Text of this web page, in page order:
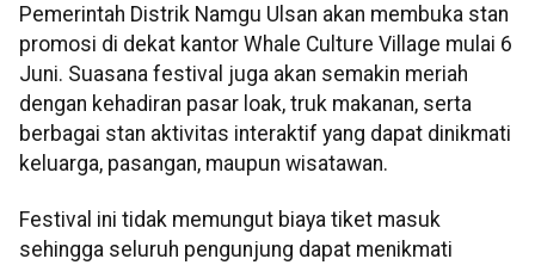
Pemerintah Distrik Namgu Ulsan akan membuka stan
promosi di dekat kantor Whale Culture Village mulai 6
Juni. Suasana festival juga akan semakin meriah
dengan kehadiran pasar loak, truk makanan, serta
berbagai stan aktivitas interaktif yang dapat dinikmati
keluarga, pasangan, maupun wisatawan.
Festival ini tidak memungut biaya tiket masuk
sehingga seluruh pengunjung dapat menikmati